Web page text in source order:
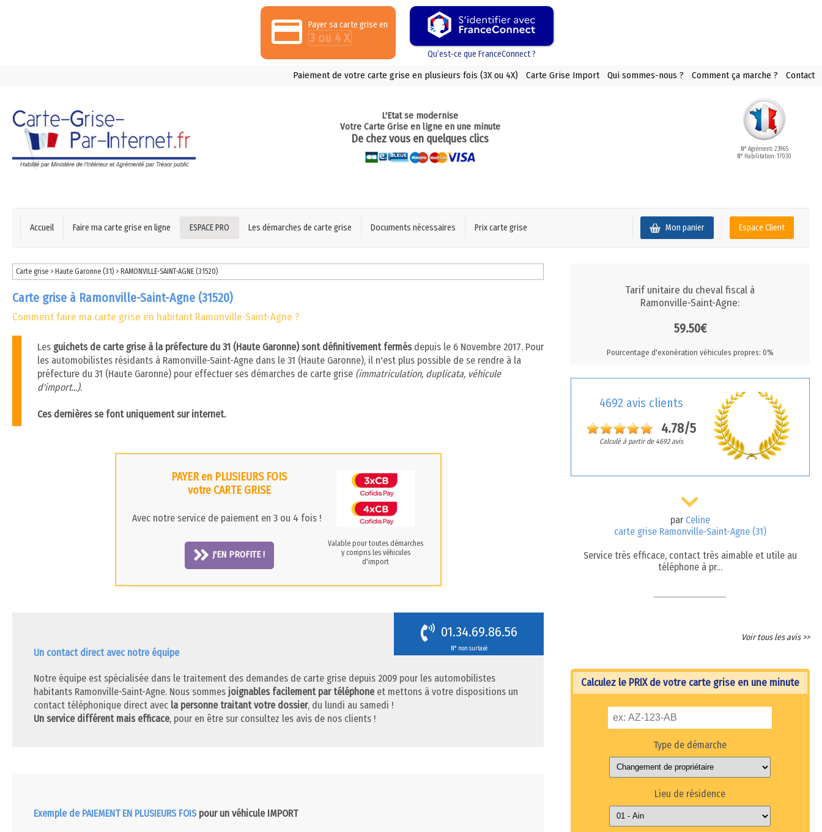
Payer sa carte grise en
3 ou 4 X
Qu’est-ce que FranceConnect ?
Paiement de votre carte grise en plusieurs fois (3X ou 4X) Carte Grise Import Qui sommes-nous ? Comment ça marche ? Contact
L'Etat se modernise
Votre Carte Grise en ligne en une minute
De chez vous en quelques clics
N° Agrément: 23965
N° Habilitation: 17030
Accueil Faire ma carte grise en ligne ESPACE PRO Les démarches de carte grise Documents nécessaires Prix carte grise Espace Client
Mon panier
Carte grise > Haute Garonne (31)> RAMONVILLE-SAINT-AGNE (31520)
Carte grise à Ramonville-Saint-Agne (31520)
Comment faire ma carte grise en habitant Ramonville-Saint-Agne ?
Les guichets de carte grise à la préfecture du 31 (Haute Garonne) sont définitivement fermés depuis le 6 Novembre 2017. Pour
les automobilistes résidants à Ramonville-Saint-Agne dans le 31 (Haute Garonne), il n'est plus possible de se rendre à la
préfecture du 31 (Haute Garonne) pour effectuer ses démarches de carte grise (immatriculation, duplicata, véhicule
d'import...).
Ces dernières se font uniquement sur internet.
PAYER en PLUSIEURS FOIS
votre CARTE GRISE
Avec notre service de paiement en 3 ou 4 fois !
J'EN PROFITE !
Valable pour toutes démarches
y compris les véhicules
d'import
Un contact direct avec notre équipe
01.34.69.86.56
N° non surtaxé
Notre équipe est spécialisée dans le traitement des demandes de carte grise depuis 2009 pour les automobilistes
habitants Ramonville-Saint-Agne. Nous sommes joignables facilement par téléphoneet mettons à votre dispositions un
contact téléphonique direct avec la personne traitant votre dossier, du lundi au samedi !
Un service différent mais efficace, pour en être sur consultez les avis de nos clients !
Exemple de PAIEMENT EN PLUSIEURS FOISpour un véhicule IMPORT
Tarif unitaire du cheval fiscal à
Ramonville-Saint-Agne:
59.50€
Pourcentage d'exonération véhicules propres: 0%
4692 avis clients
4.78/5
Calculé à partir de 4692 avis
par Celine
carte grise Ramonville-Saint-Agne (31)
Service très efficace, contact très aimable et utile au
téléphone à pr…
Voir tous les avis >>
Calculez le PRIX de votre carte grise en une minute
Type de démarche
Lieu de résidence